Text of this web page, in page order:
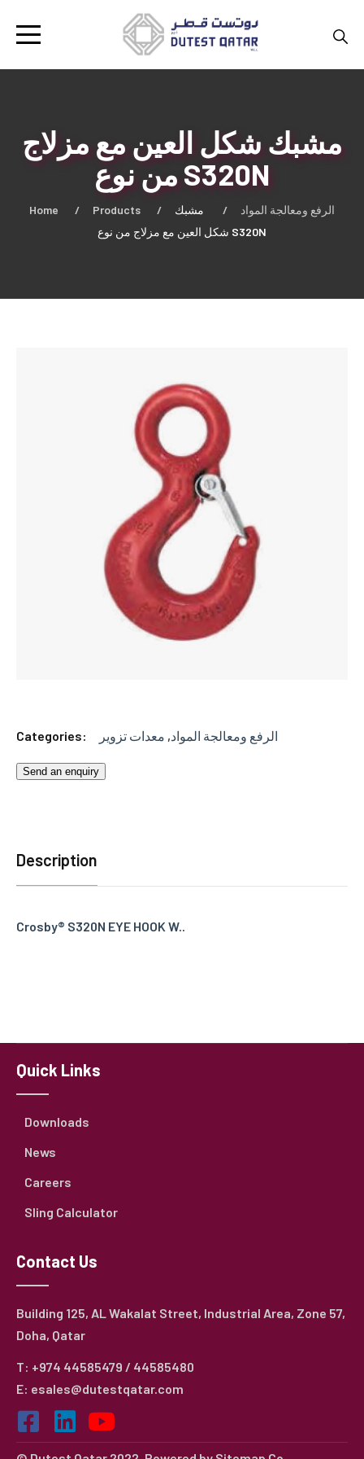
مشبك شكل العين مع مزلاج
من نوع S320N
Home Products الرفع ومعالجة المواد
مشبك
شكل العين مع مزلاج من نوع S320N
Categories: الرفع ومعالجة المواد, معدات تزوير
Send an enquiry
Description
Crosby® S320N EYE HOOK W..
Quick Links
Downloads
News
Careers
Sling Calculator
Contact Us
Building 125, AL Wakalat Street, Industrial Area, Zone 57,
Doha, Qatar
T: +974 44585479 / 44585480
E: esales@dutestqatar.com